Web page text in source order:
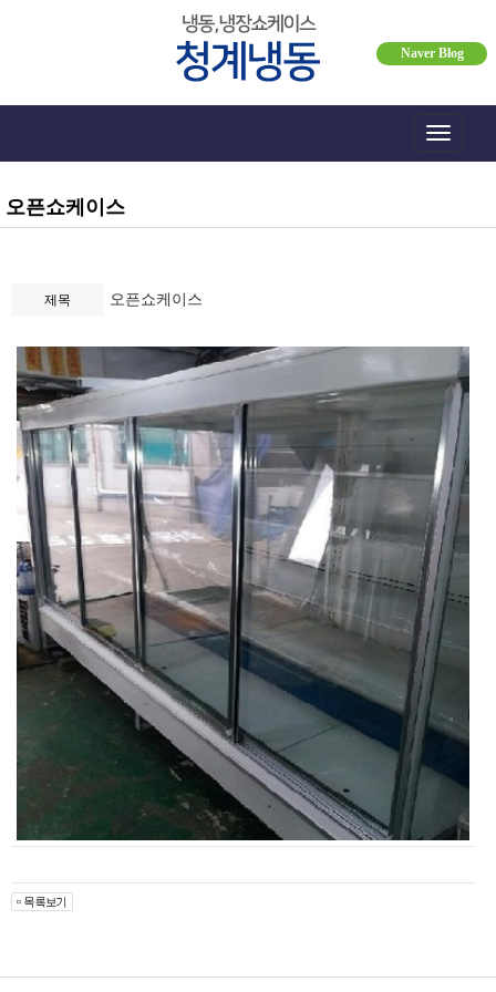
Naver Blog
Toggle
오픈쇼케이스
제목 오픈쇼케이스